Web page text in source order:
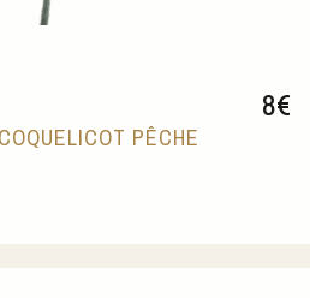
8€
PÊCHE